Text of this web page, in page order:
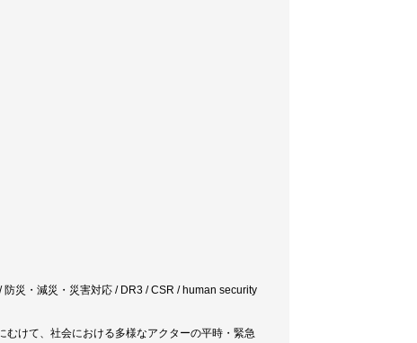
災・減災・災害対応 / DR3 / CSR / human security
けて、社会における多様なアクターの平時・緊急